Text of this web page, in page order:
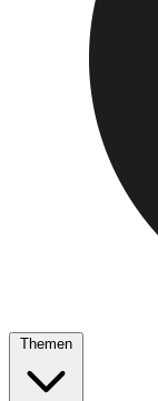
Themen